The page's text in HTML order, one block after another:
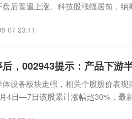
后普遍上涨。科技股涨幅居前，
07 23:11
，002943提示：产品下游
设备板块走强，相关个股股价表
4日—7日该股累计涨幅超30%，最